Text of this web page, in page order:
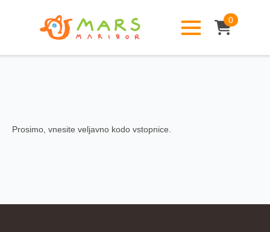
0
Prosimo, vnesite veljavno kodo vstopnice.